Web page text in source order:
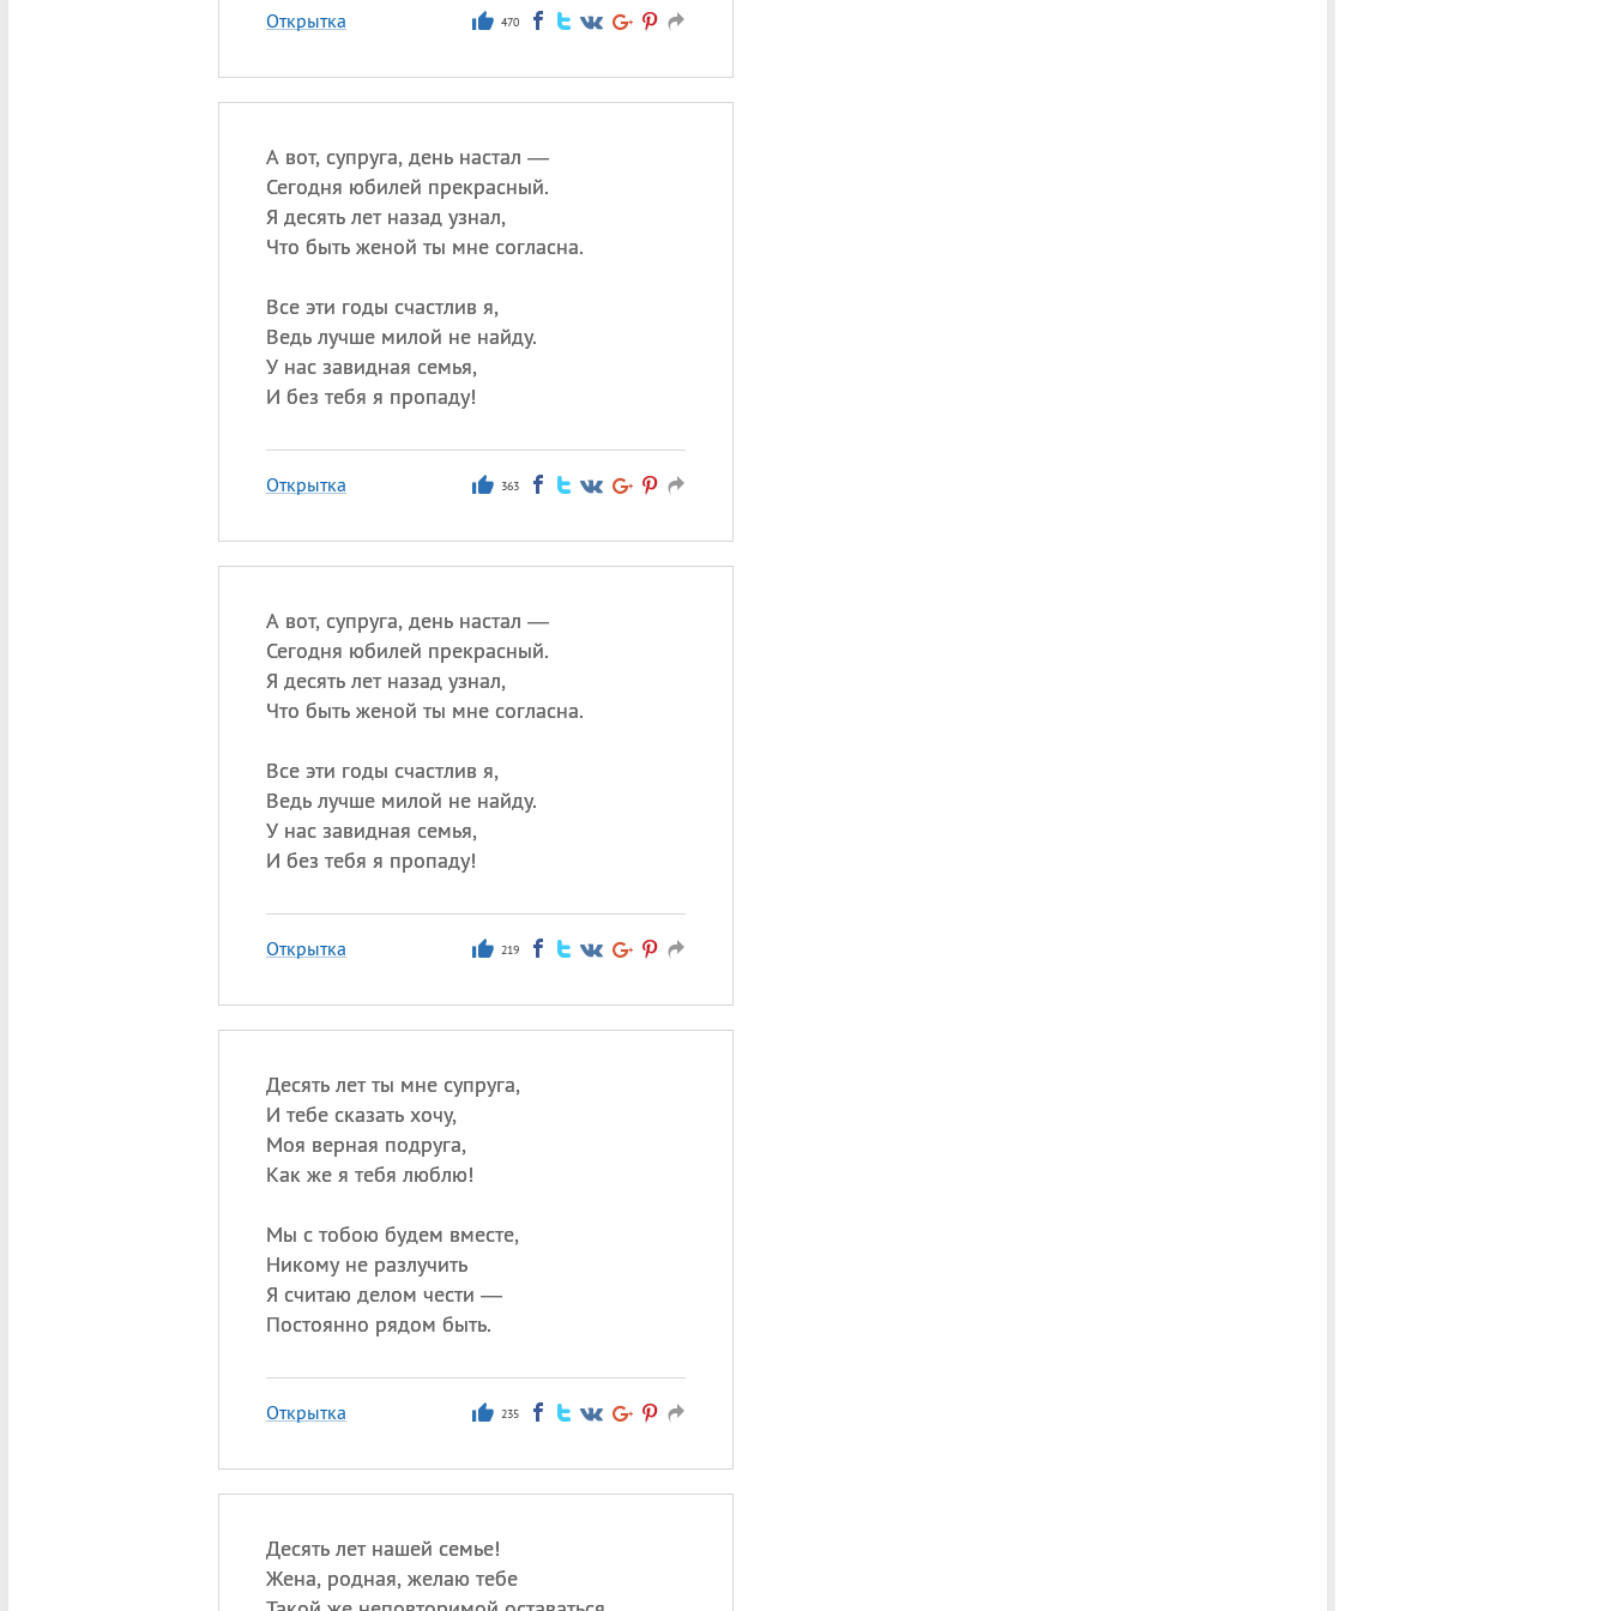
Открытка 470
А вот, супруга, день настал —
Сегодня юбилей прекрасный.
Я десять лет назад узнал,
Что быть женой ты мне согласна.
Все эти годы счастлив я,
Ведь лучше милой не найду.
У нас завидная семья,
И без тебя я пропаду!
Открытка 363
А вот, супруга, день настал —
Сегодня юбилей прекрасный.
Я десять лет назад узнал,
Что быть женой ты мне согласна.
Все эти годы счастлив я,
Ведь лучше милой не найду.
У нас завидная семья,
И без тебя я пропаду!
Открытка 219
Десять лет ты мне супруга,
И тебе сказать хочу,
Моя верная подруга,
Как же я тебя люблю!
Мы с тобою будем вместе,
Никому не разлучить
Я считаю делом чести —
Постоянно рядом быть.
Открытка 235
Десять лет нашей семье!
Жена, родная, желаю тебе